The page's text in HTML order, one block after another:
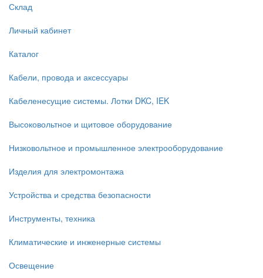
Склад
Личный кабинет
Каталог
Кабели, провода и аксессуары
Кабеленесущие системы. Лотки DKC, IEK
Высоковольтное и щитовое оборудование
Низковольтное и промышленное электрооборудование
Изделия для электромонтажа
Устройства и средства безопасности
Инструменты, техника
Климатические и инженерные системы
Освещение